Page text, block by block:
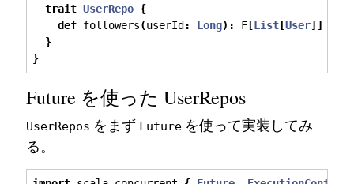
trait UserRepo {
def followers(userId : Long): F[List[User]]
}
}
Future を使った UserRepos
UserRepos をまず Futureを使って実装してみ
る。